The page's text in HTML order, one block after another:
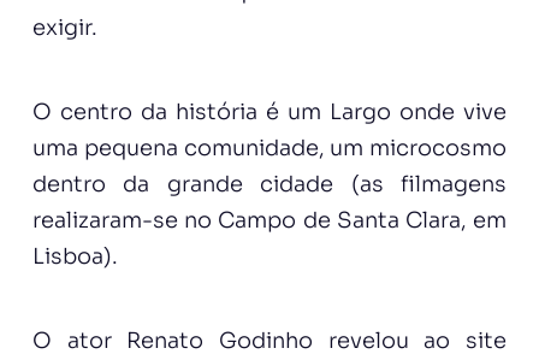
exigir.
O centro da história é um Largo onde vive
uma pequena comunidade, um microcosmo
dentro da grande cidade (as filmagens
realizaram-se no Campo de Santa Clara, em
Lisboa).
O ator Renato Godinho revelou ao site